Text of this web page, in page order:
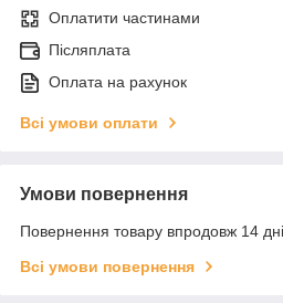
Оплатити частинами
Післяплата
Оплата на рахунок
Всі умови оплати
Умови повернення
Повернення товару впродовж 14
Всі умови повернення